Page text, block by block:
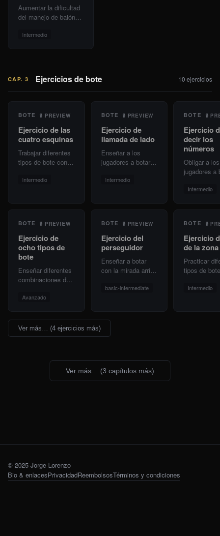
Aumentar la dificultad
del manejo de balón
con un compañero
Intermedio
CAP. 3 Ejercicios de bote 10 ejercicios
BOTE 🔒 PREVIEW
Ejercicio de las
cuatro esquinas
Trabajar diferentes
tipos de bote con
organizado en
Intermedio
BOTE 🔒 PREVIEW
Ejercicio de
llamada de lado
Enseñar a los
jugadores a botar
y finalizar según la
Intermedio
BOTE 🔒
Ejercicio
decir los
números
Obligar a los
jugadores a
mirar el
Intermedio
BOTE 🔒 PREVIEW
Ejercicio de
ocho tipos de
bote
Enseñar diferentes
combinaciones de
situaciones reales
Avanzado
BOTE 🔒 PREVIEW
Ejercicio del
perseguidor
Enseñar a botar
con la mirada arriba
de un perseguidor.
basic-intermediate
BOTE 🔒
Ejercicio
de la zona
Practicar
tipos de
como la
Intermedio
Ver más… (4 ejercicios más)
Ver más… (3 capítulos más)
© 2025 Jorge Lorenzo
Bio & enlacesPrivacidadReembolsosTérminos y condiciones